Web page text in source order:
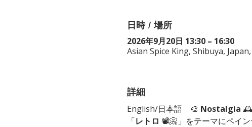
日時 / 場所
2026年9月20日 13:30 – 16:30
Asian Spice King, Shibuya,
詳細
English/日本語　🎨 Nostalgia
「レトロ 📽📀」をテーマにペイ